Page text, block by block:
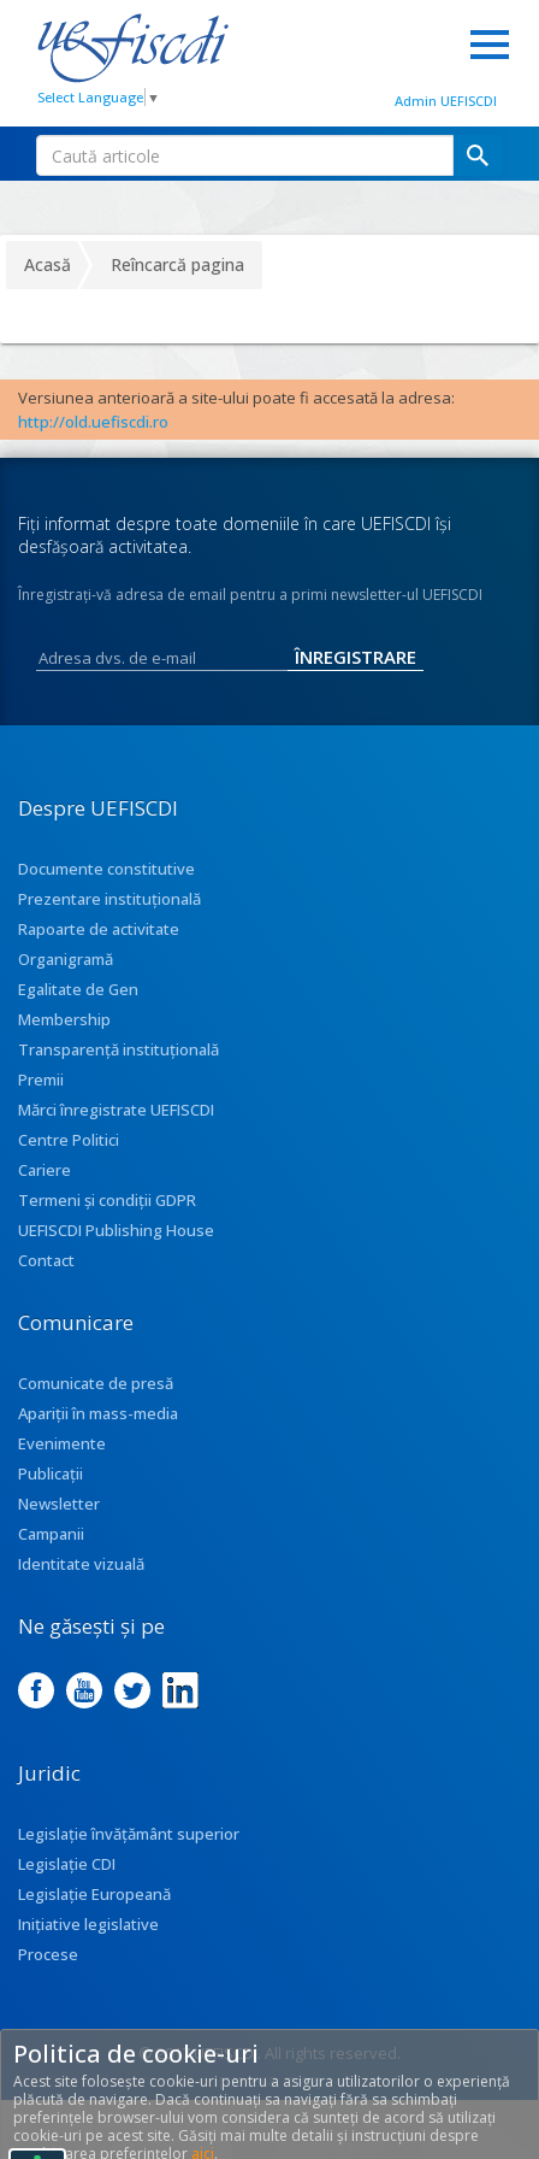
Select Language ▼ Admin UEFISCDI
Acasă Reîncarcă pagina
Versiunea anterioară a site-ului poate fi accesată la adresa:
http://old.uefiscdi.ro
Fiţi informat despre toate domeniile în care UEFISCDI îşi
desfăşoară activitatea.
Înregistraţi-vă adresa de email pentru a primi newsletter-ul UEFISCDI
Despre UEFISCDI
Documente constitutive
Prezentare instituţională
Rapoarte de activitate
Organigramă
Egalitate de Gen
Membership
Transparenţă instituţională
Premii
Mărci înregistrate UEFISCDI
Centre Politici
Cariere
Termeni și condiții GDPR
UEFISCDI Publishing House
Contact
Comunicare
Comunicate de presă
Apariţii în mass-media
Evenimente
Publicații
Newsletter
Campanii
Identitate vizuală
Ne găsești și pe
Juridic
Legislație învățământ superior
Legislație CDI
Legislație Europeană
Inițiative legislative
Procese
© 2017 UEFISCDI. All rights reserved.
[T: 0.2568, O: 92]
Politica de cookie-uri
Acest site folosește cookie-uri pentru a asigura utilizatorilor o experiență
plăcută de navigare. Dacă continuați sa navigați fără sa schimbați
preferințele browser-ului vom considera că sunteți de acord să utilizați
cookie-uri pe acest site. Găsiți mai multe detalii și instrucțiuni despre
modificarea preferințelor aici.